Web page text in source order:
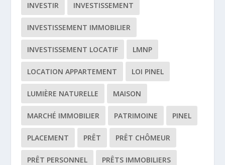
INVESTIR INVESTISSEMENT
INVESTISSEMENT IMMOBILIER
INVESTISSEMENT LOCATIF LMNP
LOCATION APPARTEMENT LOI PINEL
LUMIÈRE NATURELLE MAISON
MARCHÉ IMMOBILIER PATRIMOINE PINEL
PLACEMENT PRÊT PRÊT CHÔMEUR
PRÊT PERSONNEL PRÊTS IMMOBILIERS